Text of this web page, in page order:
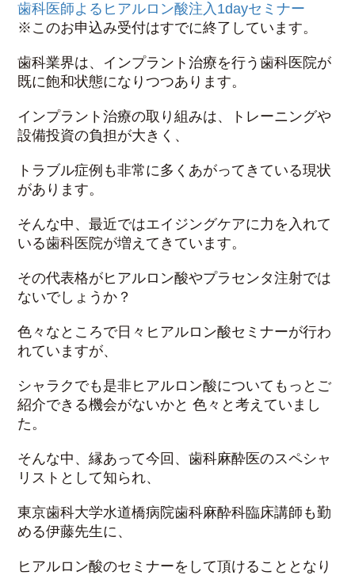
歯科医師よるヒアルロン酸注入1dayセミナー
※このお申込み受付はすでに終了しています。
歯科業界は、インプラント治療を行う歯科医院が
既に飽和状態になりつつあります。
インプラント治療の取り組みは、トレーニングや
設備投資の負担が大きく、
トラブル症例も非常に多くあがってきている現状
があります。
そんな中、最近ではエイジングケアに力を入れて
いる歯科医院が増えてきています。
その代表格がヒアルロン酸やプラセンタ注射では
ないでしょうか？
色々なところで日々ヒアルロン酸セミナーが行わ
れていますが、
シャラクでも是非ヒアルロン酸についてもっとご
紹介できる機会がないかと 色々と考えていまし
た。
そんな中、縁あって今回、歯科麻酔医のスペシャ
リストとして知られ、
東京歯科大学水道橋病院歯科麻酔科臨床講師も勤
める伊藤先生に、
ヒアルロン酸のセミナーをして頂けることとなり